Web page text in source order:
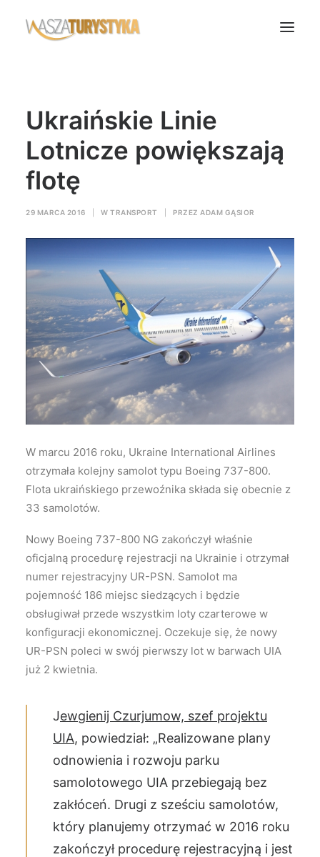
Biura podróży
Transport
Noclegi
Polska
Świat
Wyszukiwanie
Ukraińskie Linie
Lotnicze powiększają
flotę
29 MARCA 2016 W TRANSPORT PRZEZ ADAM GĄSIOR
W marcu 2016 roku, Ukraine International Airlines
otrzymała kolejny samolot typu Boeing 737-800.
Flota ukraińskiego przewoźnika składa się obecnie z
33 samolotów.
Nowy Boeing 737-800 NG zakończył właśnie
oficjalną procedurę rejestracji na Ukrainie i otrzymał
numer rejestracyjny UR-PSN. Samolot ma
pojemność 186 miejsc siedzących i będzie
obsługiwał przede wszystkim loty czarterowe w
konfiguracji ekonomicznej. Oczekuje się, że nowy
UR-PSN poleci w swój pierwszy lot w barwach UIA
już 2 kwietnia.
Jewgienij Czurjumow, szef projektu
UIA, powiedział: „Realizowane plany
odnowienia i rozwoju parku
samolotowego UIA przebiegają bez
zakłóceń. Drugi z sześciu samolotów,
który planujemy otrzymać w 2016 roku
zakończył procedurę rejestracyjną i jest